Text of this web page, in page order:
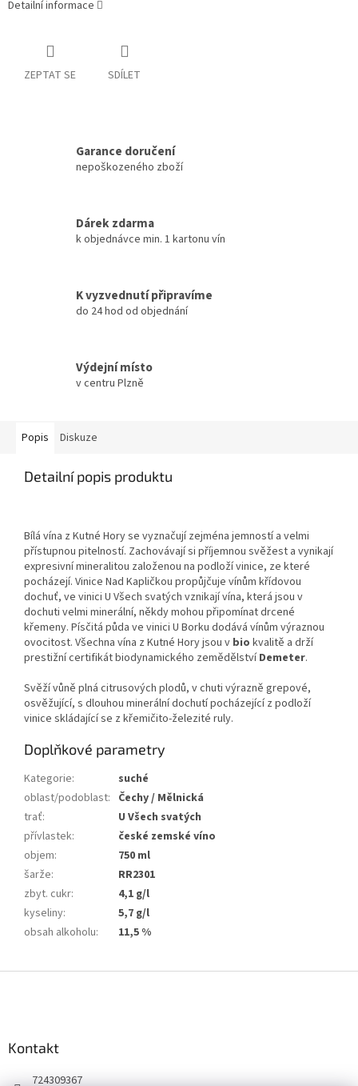
Detailní informace
ZEPTAT SE SDÍLET
Garance doručení
nepoškozeného zboží
Dárek zdarma
k objednávce min. 1 kartonu vín
K vyzvednutí připravíme
do 24 hod od objednání
Výdejní místo
v centru Plzně
Popis Diskuze
Detailní popis produktu
Bílá vína z Kutné Hory se vyznačují zejména jemností a velmi
přístupnou pitelností. Zachovávají si příjemnou svěžest a vynikají
expresivní mineralitou založenou na podloží vinice, ze které
pocházejí. Vinice Nad Kapličkou propůjčuje vínům křídovou
dochuť, ve vinici U Všech svatých vznikají vína, která jsou v
dochuti velmi minerální, někdy mohou připomínat drcené
křemeny. Písčitá půda ve vinici U Borku dodává vínům výraznou
ovocitost. Všechna vína z Kutné Hory jsou v bio kvalitě a drží
prestižní certifikát biodynamického zemědělstvíDemeter.
Svěží vůně plná citrusových plodů, v chuti výrazně grepové,
osvěžující, s dlouhou minerální dochutí pocházející z podloží
vinice skládající se z křemičito-železité ruly.
Doplňkové parametry
Kategorie:
suché
oblast/podoblast: Čechy / Mělnická
trať:
U Všech svatých
přívlastek:
české zemské víno
objem:
750 ml
šarže:
RR2301
zbyt. cukr:
4,1 g/l
kyseliny:
5,7 g/l
obsah alkoholu: 11,5 %
Kontakt
724309367